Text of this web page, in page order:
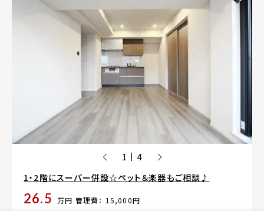
1 | 4
1・2階にスーパー併設☆ペット＆楽器もご相談♪
26.5 万円 管理費： 15,000円